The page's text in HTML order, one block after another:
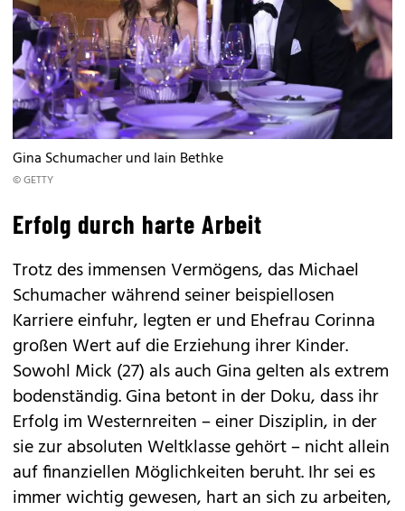
Gina Schumacher und Iain Bethke
© GETTY
Erfolg durch harte Arbeit
Trotz des immensen Vermögens, das Michael
Schumacher während seiner beispiellosen
Karriere einfuhr, legten er und Ehefrau Corinna
großen Wert auf die Erziehung ihrer Kinder.
Sowohl Mick (27) als auch Gina gelten als extrem
bodenständig. Gina betont in der Doku, dass ihr
Erfolg im Westernreiten – einer Disziplin, in der
sie zur absoluten Weltklasse gehört – nicht allein
auf finanziellen Möglichkeiten beruht. Ihr sei es
immer wichtig gewesen, hart an sich zu arbeiten,